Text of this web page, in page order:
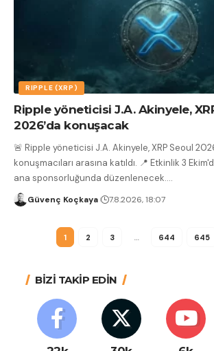
RIPPLE (XRP)
Ripple yöneticisi J.A. Akinyele,
2026’da konuşacak
🚨 Ripple yöneticisi J.A. Akinyele, XRP Seoul
konuşmacıları arasına katıldı. 📍 Etkinlik 3
ana sponsorluğunda düzenlenecek.…
Güvenç Koçkaya 7.8.2026, 18:07
1 2 3 … 644 645
BİZİ TAKİP EDİN